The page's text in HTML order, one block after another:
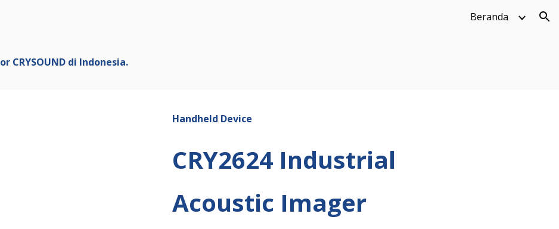
Beranda
CRYSOUND di Indonesia.
Handheld Device
CRY2624 Industrial
Acoustic Imager